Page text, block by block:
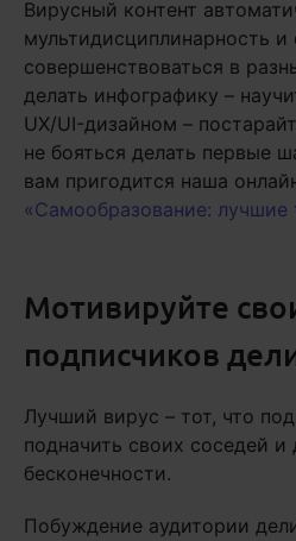
Вирусный контент
мультидисциплинарность и
совершенствоваться в
делать инфографику –
UX/UI-дизайном –
не бояться делать первые
вам пригодится наша
«Самообразование: лучшие
Мотивируйте
подписчиков
Лучший вирус – тот, что
подначить своих соседей и
бесконечности.
Побуждение аудитории